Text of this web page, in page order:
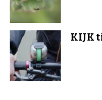
KIJK